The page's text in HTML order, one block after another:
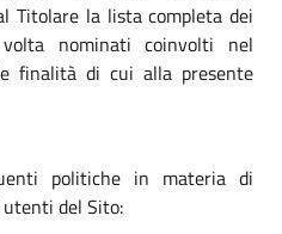
Titolare la lista completa dei
nominati coinvolti nel
finalità di cui alla presente
politiche in materia di
del Sito: